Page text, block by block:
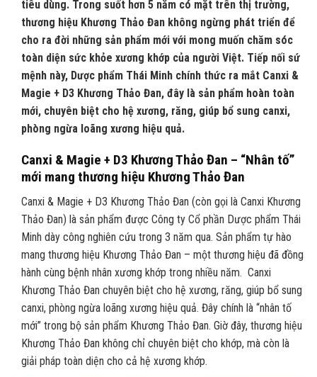
tiêu dùng. Trong suốt hơn 5 năm có mặt trên thị trường,
thương hiệu Khương Thảo Đan không ngừng phát triển để
cho ra đời những sản phẩm mới với mong muốn chăm sóc
toàn diện sức khỏe xương khớp của người Việt. Tiếp nối sứ
mệnh này, Dược phẩm Thái Minh chính thức ra mắt Canxi &
Magie + D3 Khương Thảo Đan, đây là sản phẩm hoàn toàn
mới, chuyên biệt cho hệ xương, răng, giúp bổ sung canxi,
phòng ngừa loãng xương hiệu quả.
Canxi & Magie + D3 Khương Thảo Đan – “Nhân tố”
mới mang thương hiệu Khương Thảo Đan
Canxi & Magie + D3 Khương Thảo Đan (còn gọi là Canxi Khương
Thảo Đan) là sản phẩm được Công ty Cổ phần Dược phẩm Thái
Minh dày công nghiên cứu trong 3 năm qua. Sản phẩm tự hào
mang thương hiệu Khương Thảo Đan – một thương hiệu đã đồng
hành cùng bệnh nhân xương khớp trong nhiều năm. Canxi
Khương Thảo Đan chuyên biệt cho hệ xương, răng, giúp bổ sung
canxi, phòng ngừa loãng xương hiệu quả. Đây chính là “nhân tố
mới” trong bộ sản phẩm Khương Thảo Đan. Giờ đây, thương hiệu
Khương Thảo Đan không chỉ chuyên biệt cho khớp, mà còn là
giải pháp toàn diện cho cả hệ xương khớp.